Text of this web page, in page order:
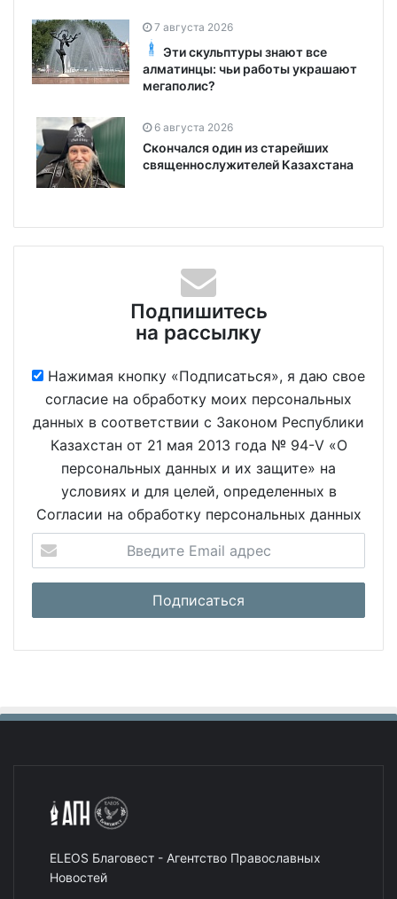
7 августа 2026
Эти скульптуры знают все
алматинцы: чьи работы украшают
мегаполис?
6 августа 2026
Скончался один из старейших
священнослужителей Казахстана
Подпишитесь
на рассылку
Нажимая кнопку «Подписаться», я даю свое
согласие на обработку моих персональных
данных в соответствии с Законом Республики
Казахстан от 21 мая 2013 года № 94-V «О
персональных данных и их защите» на
условиях и для целей, определенных в
Согласии на обработку персональных данных
ELEOS Благовест - Агентство Православных
Новостей